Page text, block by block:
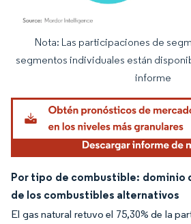
Imagen © Mordor Intelligence. El uso requiere
Nota: Las participaciones de
segmentos individuales están
informe
Por tipo de combustible: dominio
de los combustibles alternativos
El gas natural retuvo el 75,30% de la